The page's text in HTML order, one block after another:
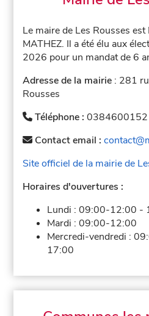
Le maire de Les Rousses
MATHEZ. Il a été élu aux
2026 pour un mandat de 6
Adresse de la mairie : 281
Rousses
Téléphone :0384600152
Contact email :
Site officiel de la mairie de
Horaires d'ouvertures :
Lundi :09:00-12:00 -
Mardi :09:00-12:00
Mercredi-vendredi :
17:00